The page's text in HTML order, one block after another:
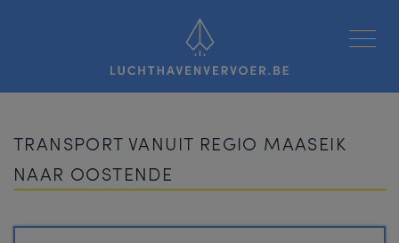
Luchthavenvervoer
TRANSPORT VANUIT REGIO MAASEIK
NAAR OOSTENDE